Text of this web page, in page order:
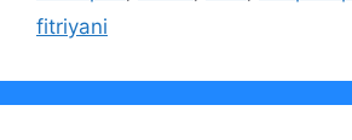
fitriyani